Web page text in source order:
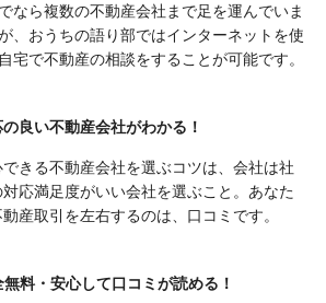
なら複数の不動産会社まで足を運んでいま
、おうちの語り部ではインターネットを使
宅で不動産の相談をすることが可能です。
良い不動産会社がわかる！
きる不動産会社を選ぶコツは、会社は社
対応満足度がいい会社を選ぶこと。あなた
産取引を左右するのは、口コミです。
無料・安心して口コミが読める！